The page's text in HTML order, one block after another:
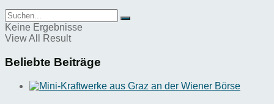
Keine Ergebnisse
View All Result
Beliebte Beiträge